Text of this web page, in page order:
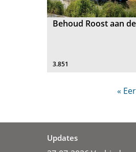
Behoud Roost aan
3.851
«
Updates